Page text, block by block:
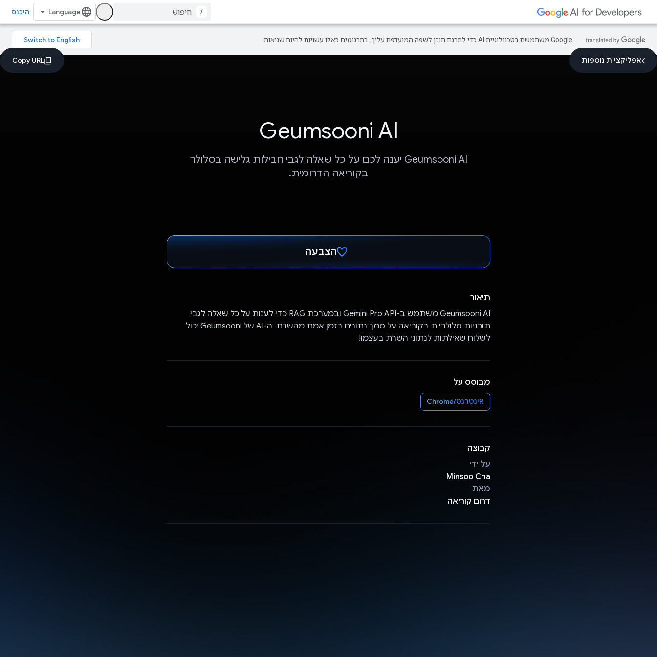
/ היכנס
‫Google משתמשת בטכנולוגיית AI כדי לתרגם תוכן לשפה המועדפת עליך. בתרגומים כאלו עשויות להיות שגיאות.
אפליקציות נוספות
Geumsooni AI
Geumsooni AI יענה לכם על כל שאלה לגבי חבילות גלישה בסלולר
בקוריאה הדרומית.
הצבעה
תיאור
Geumsooni AI משתמש ב-Gemini Pro API ובמערכת RAG כדי לענות על כל שאלה לגבי
תוכניות סלולריות בקוריאה על סמך נתונים בזמן אמת מהשרת. ה-AI של Geumsooni יכול
לשלוח שאילתות לנתוני השרת בעצמו!
מבוסס על
אינטרנט/Chrome
קבוצה
על ידי
Minsoo Cha
מאת
דרום קוריאה